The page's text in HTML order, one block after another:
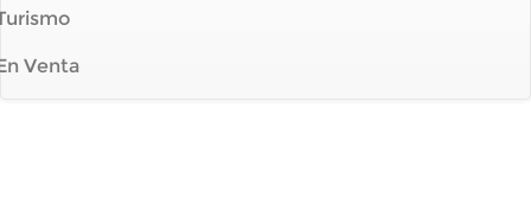
Venta